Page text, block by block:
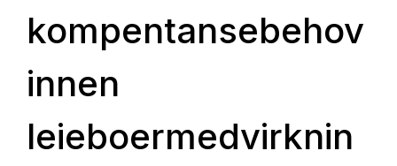
kompentansebehov
innen
leieboermedvirknin